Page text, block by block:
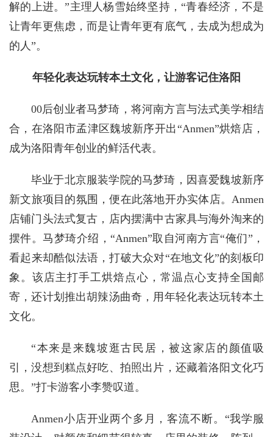
解的上进。”主理人杨雪始终坚持，“青春经济，不是
让青年更焦虑，而是让青年更有底气，去成为想成为
的人”。
年轻化表达玩转本土文化，让游客记住洛阳
00后创业者马梦琦，将河南方言与法式美学相结
合，在洛阳市孟津区魏坡新序开出“Anmen”烘焙店，
成为洛阳青年创业的鲜活代表。
毕业于北京服装学院的马梦琦，因喜爱魏坡新序
新文旅项目的氛围，便在此落地开办实体店。Anmen
店铺门头法式复古，店内摆满中古家具与海外淘来的
摆件。马梦琦介绍，“Anmen”取自河南方言“俺们”，
看起来却酷似法语，打破大众对“在地文化”的刻板印
象。该店主打手工烘焙点心，常温点心支持全国邮
寄，还计划推出胡辣汤曲奇，用年轻化表达玩转本土
文化。
“本来是来魏坡逛古民居，被这家店的颜值吸
引，没想到糕点好吃、拍照出片，还藏着洛阳文化巧
思。”打卡游客小李赞叹道。
Anmen小店开业两个多月，客流不断。“我学服